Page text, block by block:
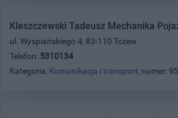
Kleszczewski Tadeusz Mechanika
ul. Wyspiańskiego 4, 83-110 Tczew
Telefon: 5310134
Kategoria: Komunikacja i transport, numer: